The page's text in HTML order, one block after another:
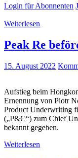
Login für Abonnenten
Weiterlesen
Peak Re
15. August 2022
Aufstieg beim
Ernennung von Piotr
Product Underwriting
(„P&C“) zum Chief
bekannt gegeben.
Weiterlesen